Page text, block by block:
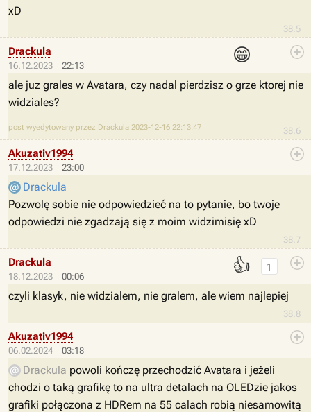
38.5
xD
16.12.2023 22:13
😁
38.6
Drackula
ale juz grales w Avatara, czy nadal pierdzisz o grze ktorej nie
widziales?
post wyedytowany przez Drackula 2023-12-16 22:13:47
17.12.2023 23:00
38.7
Akuzativ1994
Drackula
Pozwolę sobie nie odpowiedzieć na to pytanie, bo twoje
odpowiedzi nie zgadzają się z moim widzimisię xD
18.12.2023 00:06
👍
38.8
1
Drackula
czyli klasyk, nie widzialem, nie gralem, ale wiem najlepiej
06.02.2024 03:18
Akuzativ1994
Drackula powoli kończę przechodzić Avatara i jeżeli
chodzi o taką grafikę to na ultra detalach na OLEDzie jakos
grafiki połączona z HDRem na 55 calach robią niesamowitą